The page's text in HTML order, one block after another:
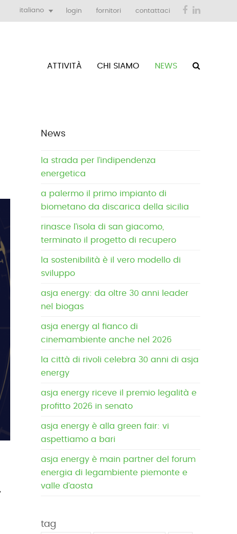
italiano login fornitori contattaci Facebook
ATTIVITÀ CHI SIAMO NEWS
News
la strada per l’indipendenza
energetica
a palermo il primo impianto di
biometano da discarica della sicilia
rinasce l’isola di san giacomo,
terminato il progetto di recupero
la sostenibilità è il vero modello di
sviluppo
asja energy: da oltre 30 anni leader
nel biogas
asja energy al fianco di
cinemambiente anche nel 2026
la città di rivoli celebra 30 anni di asja
energy
asja energy riceve il premio legalità e
profitto 2026 in senato
asja energy è alla green fair: vi
aspettiamo a bari
asja energy è main partner del forum
energia di legambiente piemonte e
valle d’aosta
tag